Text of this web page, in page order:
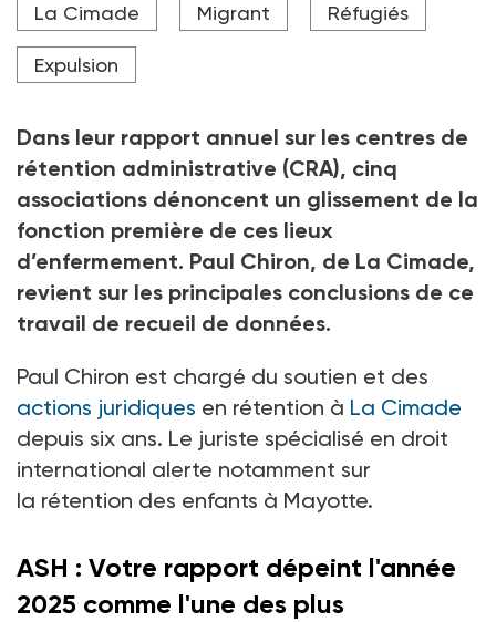
trop. Mais sur la même période, à Mayotte, ils étaient
3 000", déplore Paul Chiron de La Cimade.
Crédit photo DR
La Cimade Migrant Réfugiés
Expulsion
Dans leur rapport annuel sur les centres de
rétention administrative (CRA), cinq
associations dénoncent un glissement de la
fonction première de ces lieux
d’enfermement. Paul Chiron, de La Cimade,
revient sur les principales conclusions de ce
travail de recueil de données.
Paul Chiron est chargé du soutien et des
actions juridiques en rétention à La Cimade
depuis six ans. Le juriste spécialisé en droit
international alerte notamment sur
la rétention des enfants à Mayotte.
ASH : Votre rapport dépeint l'année
2025 comme l'une des plus